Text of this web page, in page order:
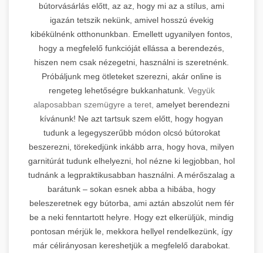
bútorvásárlás előtt, az az, hogy mi az a stílus, ami
igazán tetszik nekünk, amivel hosszú évekig
kibékülnénk otthonunkban. Emellett ugyanilyen fontos,
hogy a megfelelő funkcióját ellássa a berendezés,
hiszen nem csak nézegetni, használni is szeretnénk.
Próbáljunk meg ötleteket szerezni, akár online is
rengeteg lehetőségre bukkanhatunk. Vegyük
alaposabban szemügyre a teret, amelyet berendezni
kívánunk! Ne azt tartsuk szem előtt, hogy hogyan
tudunk a legegyszerűbb módon olcsó bútorokat
beszerezni, törekedjünk inkább arra, hogy hova, milyen
garnitúrát tudunk elhelyezni, hol nézne ki legjobban, hol
tudnánk a legpraktikusabban használni. A mérőszalag a
barátunk – sokan esnek abba a hibába, hogy
beleszeretnek egy bútorba, ami aztán abszolút nem fér
be a neki fenntartott helyre. Hogy ezt elkerüljük, mindig
pontosan mérjük le, mekkora hellyel rendelkezünk, így
már célirányosan kereshetjük a megfelelő darabokat.